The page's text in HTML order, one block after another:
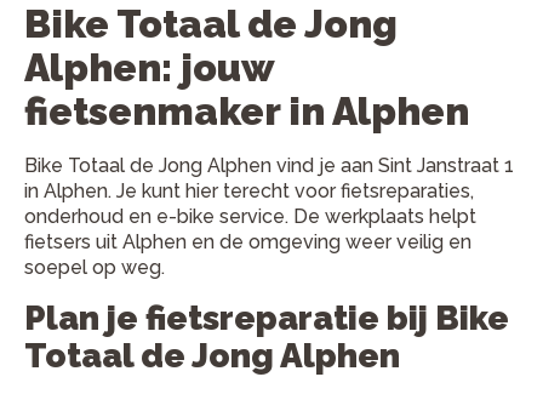
Bike Totaal de Jong
Alphen: jouw
fietsenmaker in Alphen
Bike Totaal de Jong Alphen vind je aan Sint Janstraat 1
in Alphen. Je kunt hier terecht voor fietsreparaties,
onderhoud en e-bike service. De werkplaats helpt
fietsers uit Alphen en de omgeving weer veilig en
soepel op weg.
Plan je fietsreparatie bij Bike
Totaal de Jong Alphen